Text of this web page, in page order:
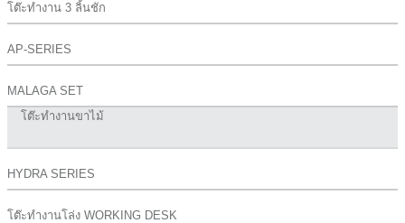
โต๊ะทำงาน 3 ลิ้นชัก
AP-SERIES
MALAGA SET
โต๊ะทำงานขาไม้
HYDRA SERIES
โต๊ะทำงานโล่ง WORKING DESK